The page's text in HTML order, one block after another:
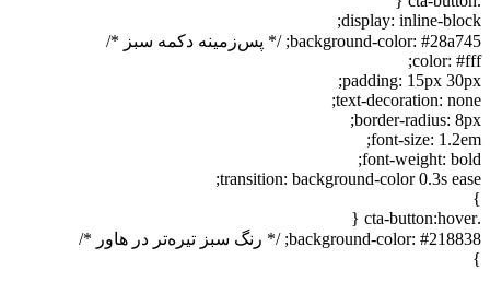
display: inline-block;
background-color: #28a745; /* پس‌زمینه دکمه سبز */
color: #fff;
padding: 15px 30px;
text-decoration: none;
border-radius: 8px;
font-size: 1.2em;
font-weight: bold;
transition: background-color 0.3s ease;
}
.cta-button:hover {
background-color: #218838; /* رنگ سبز تیره‌تر در هاور */
}